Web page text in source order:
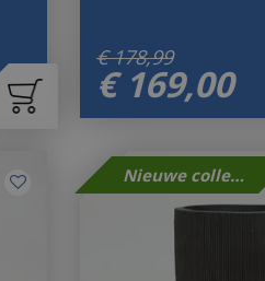
€ 178,99
€ 169,00
Nieuwe collectie